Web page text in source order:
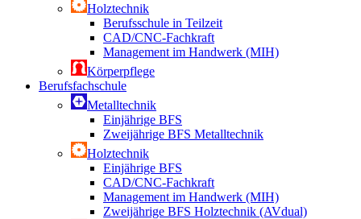
Holztechnik
Berufsschule in Teilzeit
CAD/CNC-Fachkraft
Management im Handwerk (MIH)
Körperpflege
Berufsfachschule
Metalltechnik
Einjährige BFS
Zweijährige BFS Metalltechnik
Holztechnik
Einjährige BFS
CAD/CNC-Fachkraft
Management im Handwerk (MIH)
Zweijährige BFS Holztechnik (AVdual)